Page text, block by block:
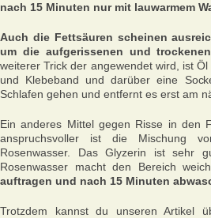
nach 15 Minuten nur mit lauwarmem
Auch die Fettsäuren scheinen
um die aufgerissenen und
weiterer Trick der angewendet wird, ist
und Klebeband und darüber eine
Schlafen gehen und entfernt es erst am
Ein anderes Mittel gegen Risse in den
anspruchsvoller ist die Mischung
Rosenwasser. Das Glyzerin ist sehr
Rosenwasser macht den Bereich
auftragen und nach 15 Minuten
Trotzdem kannst du unseren Artikel